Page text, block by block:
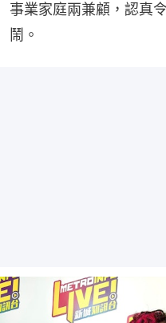
事業家庭兩兼顧，認真
鬧。